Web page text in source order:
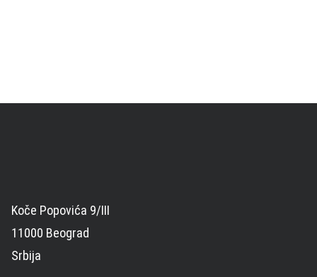
Koče Popovića 9/III
11000 Beograd
Srbija